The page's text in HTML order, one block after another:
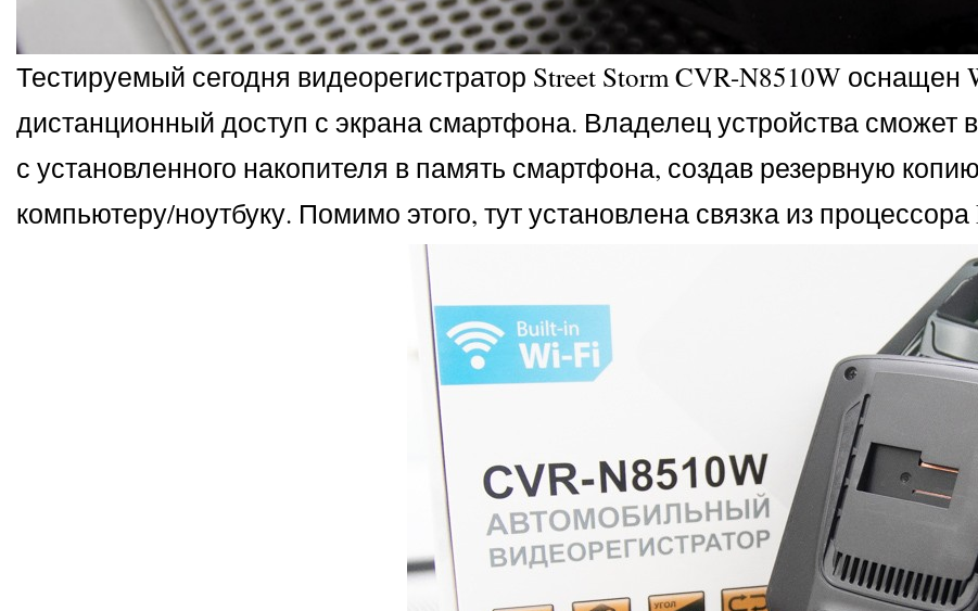
Тестируемый сегодня видеорегистратор Street Storm CVR-N8510W
дистанционный доступ с экрана смартфона. Владелец устройства
с установленного накопителя в память смартфона, создав резервную
компьютеру/ноутбуку. Помимо этого, тут установлена связка из